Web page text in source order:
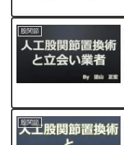
股関節
股関節